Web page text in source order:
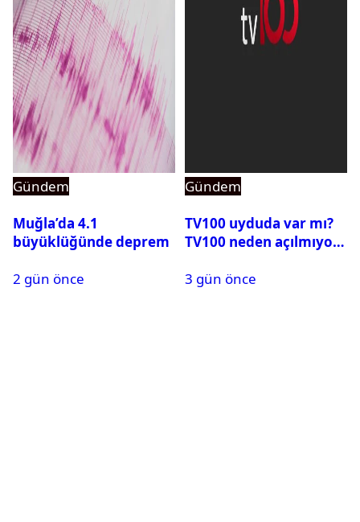
Gündem
Muğla’da 4.1
büyüklüğünde deprem
2 gün önce
Gündem
TV100 uyduda var mı?
TV100 neden açılmıyor?
3 gün önce